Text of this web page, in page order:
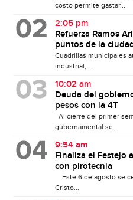
costo permite gastar...
2:05 pm
Refuerza Ramos
puntos de la
Cuadrillas municipales
industrial,...
10:02 am
Deuda del
pesos con la 4T
Al cierre del primer
gubernamental se...
9:54 am
Finaliza el Festejo
con pirotecnia
Este 6 de agosto se
Cristo...